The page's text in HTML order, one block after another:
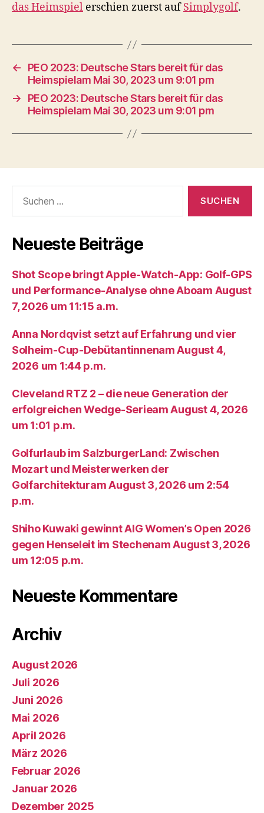
das Heimspiel erschien zuerst aufSimplygolf.
←
PEO 2023: Deutsche Stars bereit für das
Heimspielam Mai 30, 2023 um 9:01 pm
→
PEO 2023: Deutsche Stars bereit für das
Heimspielam Mai 30, 2023 um 9:01 pm
nach:
Neueste Beiträge
Shot Scope bringt Apple-Watch-App: Golf-GPS
und Performance-Analyse ohne Aboam August
7, 2026 um 11:15 a.m.
Anna Nordqvist setzt auf Erfahrung und vier
Solheim-Cup-Debütantinnenam August 4,
2026 um 1:44 p.m.
Cleveland RTZ 2 – die neue Generation der
erfolgreichen Wedge-Serieam August 4, 2026
um 1:01 p.m.
Golfurlaub im SalzburgerLand: Zwischen
Mozart und Meisterwerken der
Golfarchitekturam August 3, 2026 um 2:54
p.m.
Shiho Kuwaki gewinnt AIG Women’s Open 2026
gegen Henseleit im Stechenam August 3, 2026
um 12:05 p.m.
Neueste Kommentare
Archiv
August 2026
Juli 2026
Juni 2026
Mai 2026
April 2026
März 2026
Februar 2026
Januar 2026
Dezember 2025